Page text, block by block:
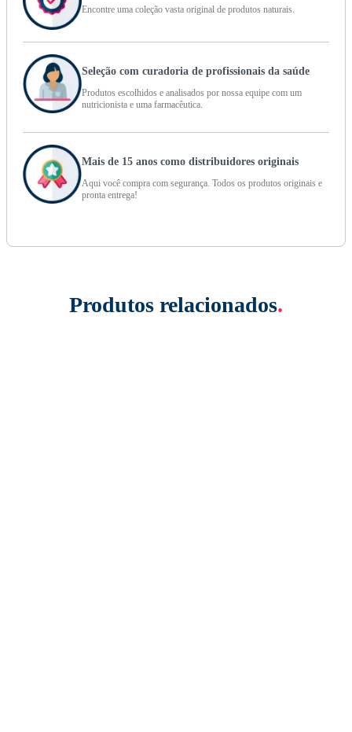
Encontre uma coleção vasta original de produtos naturais.
Seleção com curadoria de profissionais da saúde
Produtos escolhidos e analisados por nossa equipe com um
nutricionista e uma farmacêutica.
Mais de 15 anos como distribuidores originais
Aqui você compra com segurança. Todos os produtos originais e
pronta entrega!
Produtos relacionados.